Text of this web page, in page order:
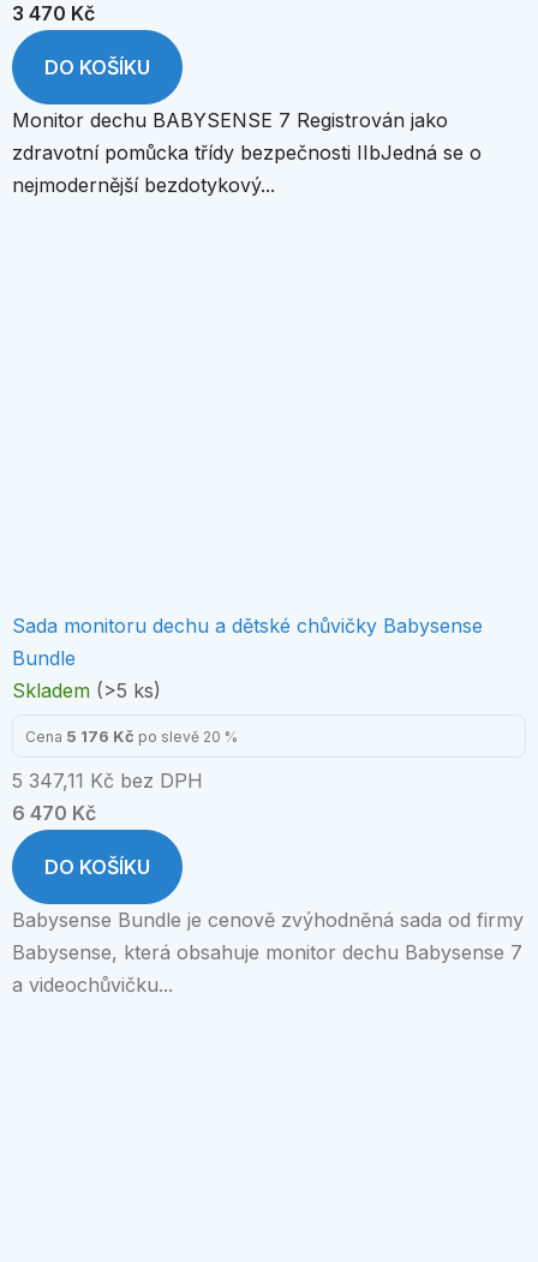
3 470 Kč
DO KOŠÍKU
Monitor dechu BABYSENSE 7 Registrován jako
zdravotní pomůcka třídy bezpečnosti IIbJedná se o
nejmodernější bezdotykový...
Sada monitoru dechu a dětské chůvičky Babysense
Bundle
Skladem (>5 ks)
Cena 5 176 Kč po slevě 20 %
5 347,11 Kč bez DPH
6 470 Kč
DO KOŠÍKU
Babysense Bundle je cenově zvýhodněná sada od firmy
Babysense, která obsahuje monitor dechu Babysense 7
a videochůvičku...